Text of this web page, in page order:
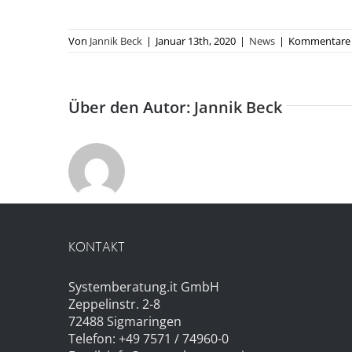
Von Jannik Beck | Januar 13th, 2020 | News |
Über den Autor: Jannik Beck
KONTAKT
Systemberatung.it GmbH
Zeppelinstr. 2-8
72488 Sigmaringen
Telefon: +49 7571 / 74960-0